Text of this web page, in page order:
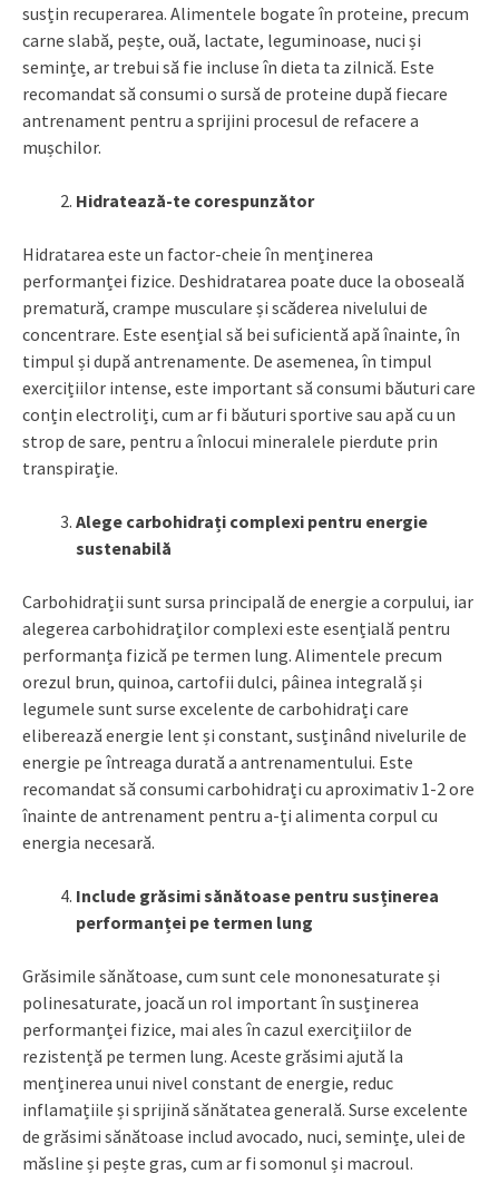
susțin recuperarea. Alimentele bogate în proteine, precum
carne slabă, pește, ouă, lactate, leguminoase, nuci și
semințe, ar trebui să fie incluse în dieta ta zilnică. Este
recomandat să consumi o sursă de proteine după fiecare
antrenament pentru a sprijini procesul de refacere a
mușchilor.
Hidratează-te corespunzător
Hidratarea este un factor-cheie în menținerea
performanței fizice. Deshidratarea poate duce la oboseală
prematură, crampe musculare și scăderea nivelului de
concentrare. Este esențial să bei suficientă apă înainte, în
timpul și după antrenamente. De asemenea, în timpul
exercițiilor intense, este important să consumi băuturi care
conțin electroliți, cum ar fi băuturi sportive sau apă cu un
strop de sare, pentru a înlocui mineralele pierdute prin
transpirație.
Alege carbohidrați complexi pentru energie
sustenabilă
Carbohidrații sunt sursa principală de energie a corpului, iar
alegerea carbohidraților complexi este esențială pentru
performanța fizică pe termen lung. Alimentele precum
orezul brun, quinoa, cartofii dulci, pâinea integrală și
legumele sunt surse excelente de carbohidrați care
eliberează energie lent și constant, susținând nivelurile de
energie pe întreaga durată a antrenamentului. Este
recomandat să consumi carbohidrați cu aproximativ 1-2 ore
înainte de antrenament pentru a-ți alimenta corpul cu
energia necesară.
Include grăsimi sănătoase pentru susținerea
performanței pe termen lung
Grăsimile sănătoase, cum sunt cele mononesaturate și
polinesaturate, joacă un rol important în susținerea
performanței fizice, mai ales în cazul exercițiilor de
rezistență pe termen lung. Aceste grăsimi ajută la
menținerea unui nivel constant de energie, reduc
inflamațiile și sprijină sănătatea generală. Surse excelente
de grăsimi sănătoase includ avocado, nuci, semințe, ulei de
măsline și pește gras, cum ar fi somonul și macroul.